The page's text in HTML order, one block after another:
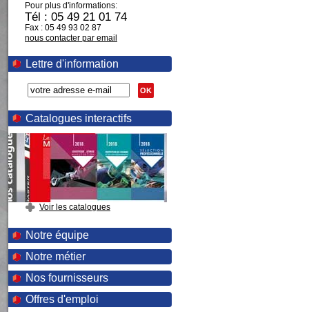
Pour plus d'informations:
Tél : 05 49 21 01 74
Fax : 05 49 93 02 87
nous contacter par email
Lettre d'information
OK
Catalogues interactifs
Voir les catalogues
Notre équipe
Notre métier
Nos fournisseurs
Offres d'emploi